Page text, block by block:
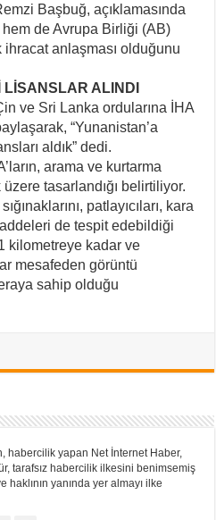
Başbuğ, açıklamasında
de Avrupa Birliği (AB)
ihracat anlaşması olduğunu
LİSANSLAR ALINDI
ve Sri Lanka ordularına İHA
“Yunanistan’a
aldık” dedi.
arama ve kurtarma
tasarlandığı belirtiliyor.
patlayıcıları, kara
de tespit edebildiği
kilometreye kadar ve
mesafeden görüntü
sahip olduğu
habercilik yapan Net İnternet Haber,
tarafsız habercilik ilkesini benimsemiş
haklının yanında yer almayı ilke